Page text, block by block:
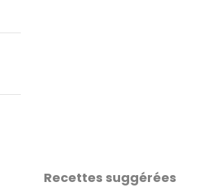
Recettes suggérées